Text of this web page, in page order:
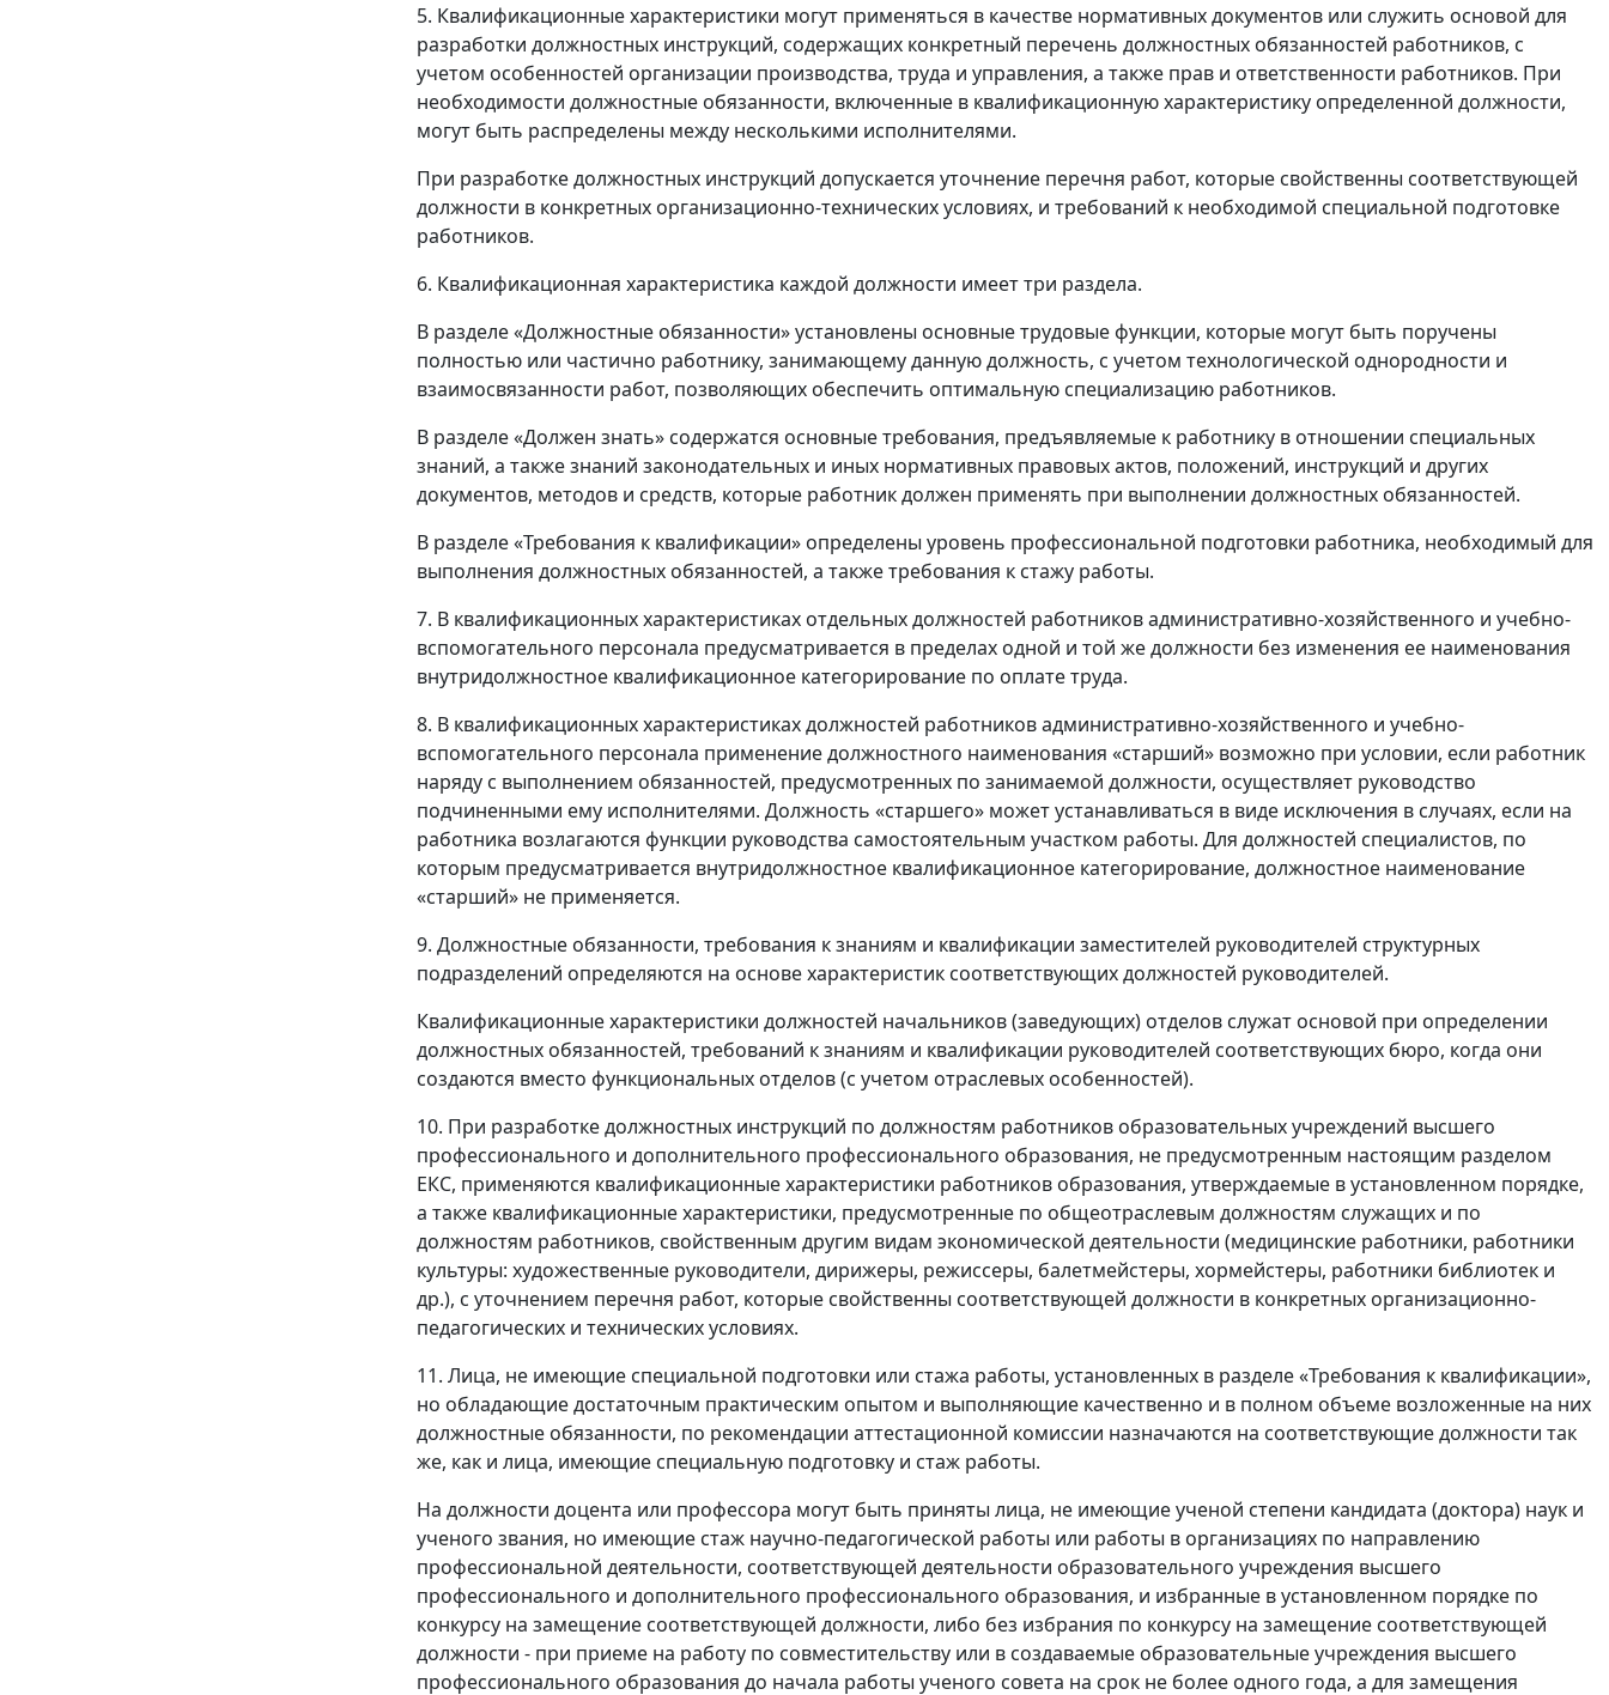
5. Квалификационные характеристики могут применяться в качестве нормативных документов или служить основой для
разработки должностных инструкций, содержащих конкретный перечень должностных обязанностей работников, с
учетом особенностей организации производства, труда и управления, а также прав и ответственности работников. При
необходимости должностные обязанности, включенные в квалификационную характеристику определенной должности,
могут быть распределены между несколькими исполнителями.
При разработке должностных инструкций допускается уточнение перечня работ, которые свойственны соответствующей
должности в конкретных организационно-технических условиях, и требований к необходимой специальной подготовке
работников.
6. Квалификационная характеристика каждой должности имеет три раздела.
В разделе «Должностные обязанности» установлены основные трудовые функции, которые могут быть поручены
полностью или частично работнику, занимающему данную должность, с учетом технологической однородности и
взаимосвязанности работ, позволяющих обеспечить оптимальную специализацию работников.
В разделе «Должен знать» содержатся основные требования, предъявляемые к работнику в отношении специальных
знаний, а также знаний законодательных и иных нормативных правовых актов, положений, инструкций и других
документов, методов и средств, которые работник должен применять при выполнении должностных обязанностей.
В разделе «Требования к квалификации» определены уровень профессиональной подготовки работника, необходимый для
выполнения должностных обязанностей, а также требования к стажу работы.
7. В квалификационных характеристиках отдельных должностей работников административно-хозяйственного и учебно-
вспомогательного персонала предусматривается в пределах одной и той же должности без изменения ее наименования
внутридолжностное квалификационное категорирование по оплате труда.
8. В квалификационных характеристиках должностей работников административно-хозяйственного и учебно-
вспомогательного персонала применение должностного наименования «старший» возможно при условии, если работник
наряду с выполнением обязанностей, предусмотренных по занимаемой должности, осуществляет руководство
подчиненными ему исполнителями. Должность «старшего» может устанавливаться в виде исключения в случаях, если на
работника возлагаются функции руководства самостоятельным участком работы. Для должностей специалистов, по
которым предусматривается внутридолжностное квалификационное категорирование, должностное наименование
«старший» не применяется.
9. Должностные обязанности, требования к знаниям и квалификации заместителей руководителей структурных
подразделений определяются на основе характеристик соответствующих должностей руководителей.
Квалификационные характеристики должностей начальников (заведующих) отделов служат основой при определении
должностных обязанностей, требований к знаниям и квалификации руководителей соответствующих бюро, когда они
создаются вместо функциональных отделов (с учетом отраслевых особенностей).
10. При разработке должностных инструкций по должностям работников образовательных учреждений высшего
профессионального и дополнительного профессионального образования, не предусмотренным настоящим разделом
ЕКС, применяются квалификационные характеристики работников образования, утверждаемые в установленном порядке,
а также квалификационные характеристики, предусмотренные по общеотраслевым должностям служащих и по
должностям работников, свойственным другим видам экономической деятельности (медицинские работники, работники
культуры: художественные руководители, дирижеры, режиссеры, балетмейстеры, хормейстеры, работники библиотек и
др.), с уточнением перечня работ, которые свойственны соответствующей должности в конкретных организационно-
педагогических и технических условиях.
11. Лица, не имеющие специальной подготовки или стажа работы, установленных в разделе «Требования к квалификации»,
но обладающие достаточным практическим опытом и выполняющие качественно и в полном объеме возложенные на них
должностные обязанности, по рекомендации аттестационной комиссии назначаются на соответствующие должности так
же, как и лица, имеющие специальную подготовку и стаж работы.
На должности доцента или профессора могут быть приняты лица, не имеющие ученой степени кандидата (доктора) наук и
ученого звания, но имеющие стаж научно-педагогической работы или работы в организациях по направлению
профессиональной деятельности, соответствующей деятельности образовательного учреждения высшего
профессионального и дополнительного профессионального образования, и избранные в установленном порядке по
конкурсу на замещение соответствующей должности, либо без избрания по конкурсу на замещение соответствующей
должности - при приеме на работу по совместительству или в создаваемые образовательные учреждения высшего
профессионального образования до начала работы ученого совета на срок не более одного года, а для замещения